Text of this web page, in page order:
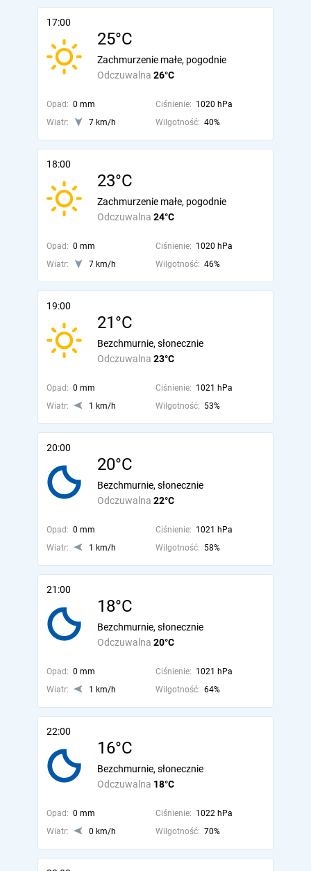
17:00
25°C
Odczuwalna 26°C
Zachmurzenie małe, pogodnie
Opad: 0 mm Ciśnienie: 1020 hPa
Wiatr:
7 km/h Wilgotność: 40%
18:00
23°C
Odczuwalna 24°C
Zachmurzenie małe, pogodnie
Opad: 0 mm Ciśnienie: 1020 hPa
Wiatr:
7 km/h Wilgotność: 46%
19:00
21°C
Odczuwalna 23°C
Bezchmurnie, słonecznie
Opad: 0 mm Ciśnienie: 1021 hPa
Wiatr:
1 km/h Wilgotność: 53%
20:00
20°C
Odczuwalna 22°C
Bezchmurnie, słonecznie
Opad: 0 mm Ciśnienie: 1021 hPa
Wiatr:
1 km/h Wilgotność: 58%
21:00
18°C
Odczuwalna 20°C
Bezchmurnie, słonecznie
Opad: 0 mm Ciśnienie: 1021 hPa
Wiatr:
1 km/h Wilgotność: 64%
22:00
16°C
Odczuwalna 18°C
Bezchmurnie, słonecznie
Opad: 0 mm Ciśnienie: 1022 hPa
Wiatr:
0 km/h Wilgotność: 70%